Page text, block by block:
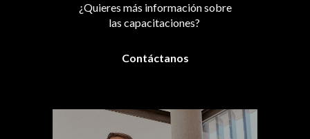
¿Quieres más información sobre
las capacitaciones?
Contáctanos